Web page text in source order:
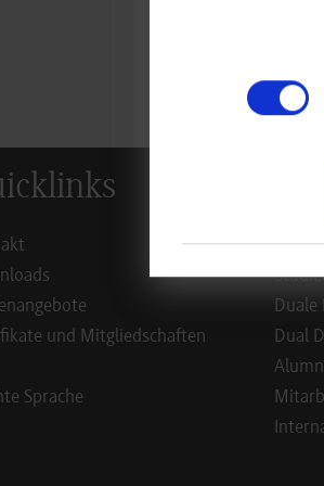
und Mitgliedschaften
Sprache
Duale
Dual